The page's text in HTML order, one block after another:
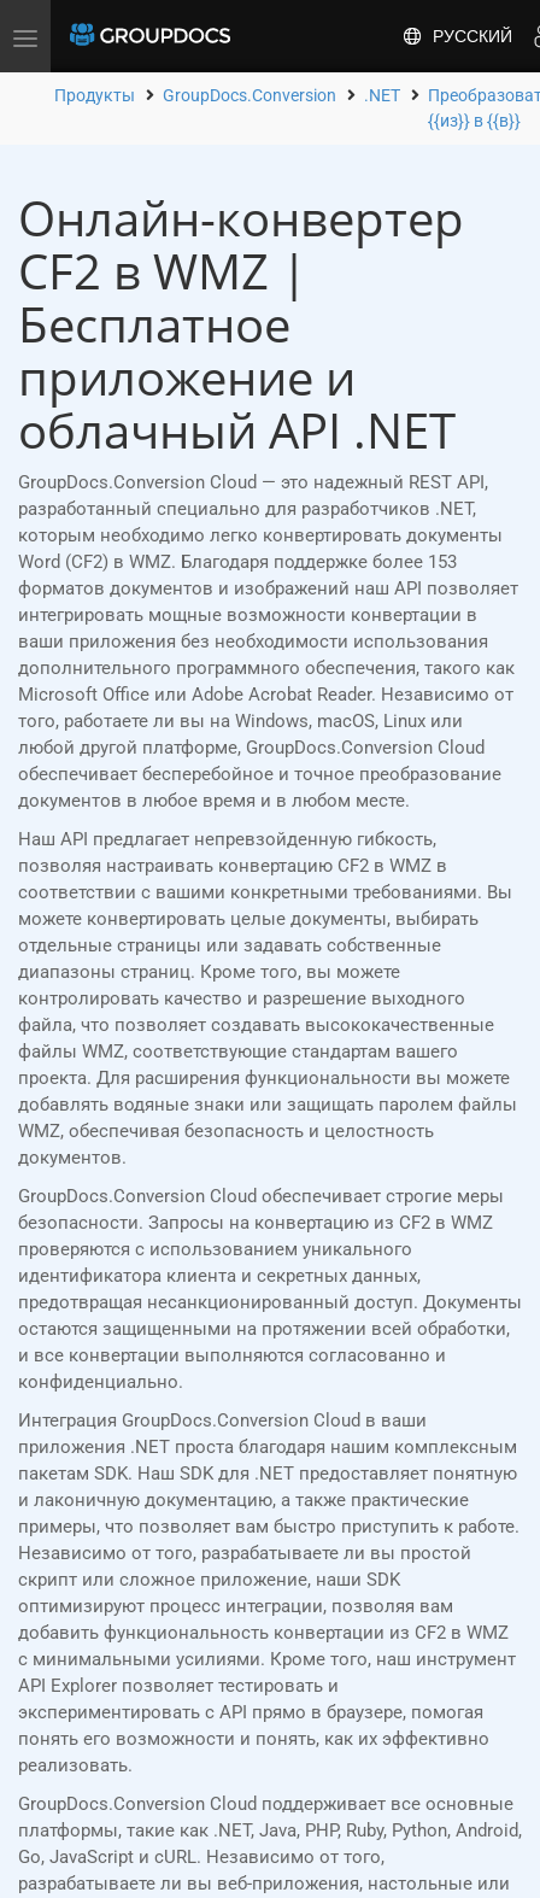
Toggle
РУССКИЙ
Продукты GroupDocs.Conversion .NET
{{из}} в {{в}}
Онлайн-конвертер
CF2 в WMZ |
Бесплатное
приложение и
облачный API .NET
GroupDocs.Conversion Cloud — это надежный REST API,
разработанный специально для разработчиков .NET,
которым необходимо легко конвертировать документы
Word (CF2) в WMZ. Благодаря поддержке более 153
форматов документов и изображений наш API позволяет
интегрировать мощные возможности конвертации в
ваши приложения без необходимости использования
дополнительного программного обеспечения, такого как
Microsoft Office или Adobe Acrobat Reader. Независимо от
того, работаете ли вы на Windows, macOS, Linux или
любой другой платформе, GroupDocs.Conversion Cloud
обеспечивает бесперебойное и точное преобразование
документов в любое время и в любом месте.
Наш API предлагает непревзойденную гибкость,
позволяя настраивать конвертацию CF2 в WMZ в
соответствии с вашими конкретными требованиями. Вы
можете конвертировать целые документы, выбирать
отдельные страницы или задавать собственные
диапазоны страниц. Кроме того, вы можете
контролировать качество и разрешение выходного
файла, что позволяет создавать высококачественные
файлы WMZ, соответствующие стандартам вашего
проекта. Для расширения функциональности вы можете
добавлять водяные знаки или защищать паролем файлы
WMZ, обеспечивая безопасность и целостность
документов.
GroupDocs.Conversion Cloud обеспечивает строгие меры
безопасности. Запросы на конвертацию из CF2 в WMZ
проверяются с использованием уникального
идентификатора клиента и секретных данных,
предотвращая несанкционированный доступ. Документы
остаются защищенными на протяжении всей обработки,
и все конвертации выполняются согласованно и
конфиденциально.
Интеграция GroupDocs.Conversion Cloud в ваши
приложения .NET проста благодаря нашим комплексным
пакетам SDK. Наш SDK для .NET предоставляет понятную
и лаконичную документацию, а также практические
примеры, что позволяет вам быстро приступить к работе.
Независимо от того, разрабатываете ли вы простой
скрипт или сложное приложение, наши SDK
оптимизируют процесс интеграции, позволяя вам
добавить функциональность конвертации из CF2 в WMZ
с минимальными усилиями. Кроме того, наш инструмент
API Explorer позволяет тестировать и
экспериментировать с API прямо в браузере, помогая
понять его возможности и понять, как их эффективно
реализовать.
GroupDocs.Conversion Cloud поддерживает все основные
платформы, такие как .NET, Java, PHP, Ruby, Python, Android,
Go, JavaScript и cURL. Независимо от того,
разрабатываете ли вы веб-приложения, настольные или